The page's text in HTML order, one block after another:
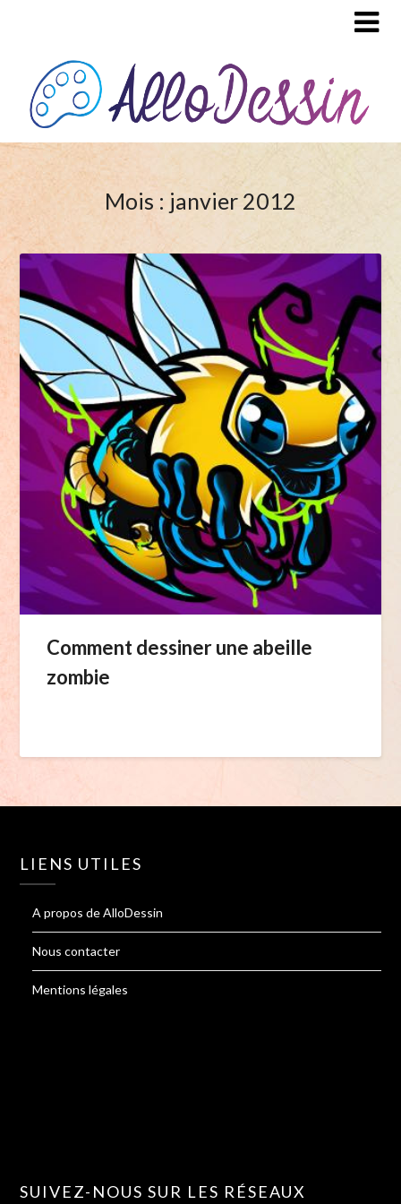
Mois : janvier 2012
Comment dessiner une abeille
zombie
LIENS UTILES
A propos de AlloDessin
Nous contacter
Mentions légales
SUIVEZ-NOUS SUR LES RÉSEAUX